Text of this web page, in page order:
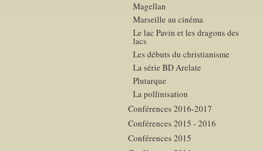
Magellan
Marseille au cinéma
Le lac Pavin et les dragons des
lacs
Les débuts du christianisme
La série BD Arelate
Plutarque
La pollinisation
Conférences 2016-2017
Conférences 2015 - 2016
Conférences 2015